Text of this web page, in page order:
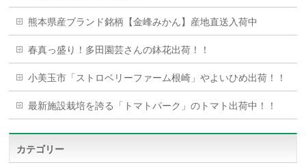
熊本県産ブランド銘柄【金峰みかん】産地直送入荷中
春真っ盛り！多田園芸さんの鉢花出荷！！
小美玉市「ストロベリーファーム根崎」やよいひめ出荷！！
最新施設栽培を誇る「トマトパーク」のトマト出荷中！！
カテゴリー